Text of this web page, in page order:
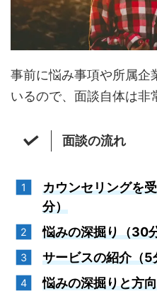
事前に悩み事項や所属企
いるので、面談自体は非
面談の流れ
カウンセリングを
分）
悩みの深掘り（30
サービスの紹介（5
悩みの深掘りと方